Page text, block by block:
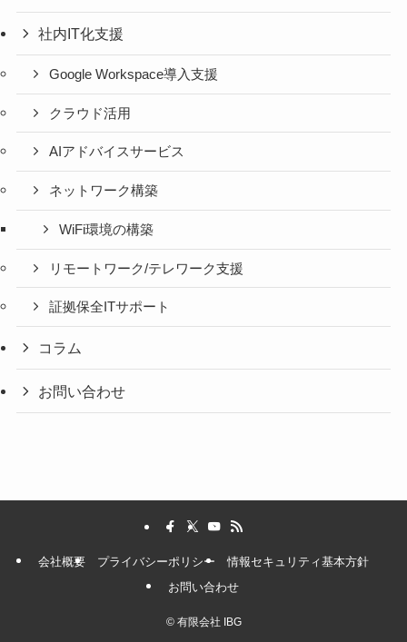
社内IT化支援
Google Workspace導入支援
クラウド活用
AIアドバイスサービス
ネットワーク構築
WiFi環境の構築
リモートワーク/テレワーク支援
証拠保全ITサポート
コラム
お問い合わせ
会社概要 プライバシーポリシー
情報セキュリティ基本方針
お問い合わせ
©有限会社 IBG